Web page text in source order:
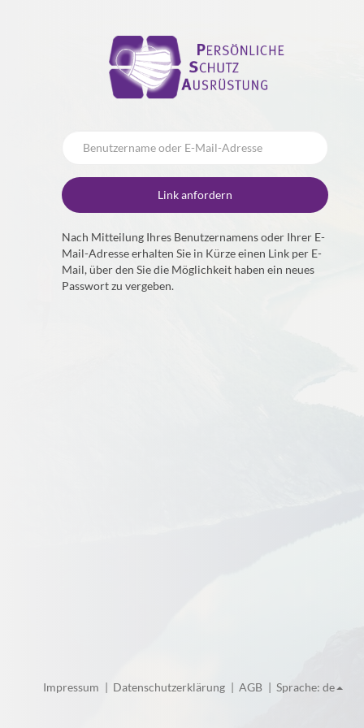
Nach Mitteilung Ihres Benutzernamens oder Ihrer E-
Mail-Adresse erhalten Sie in Kürze einen Link per E-
Mail, über den Sie die Möglichkeit haben ein neues
Passwort zu vergeben.
Impressum Datenschutzerklärung AGB Sprache: de